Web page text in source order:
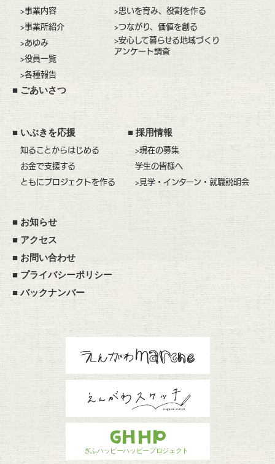
>事業内容
>事業所紹介
>あゆみ
>役員一覧
>各種報告
■ごあいさつ
>思いを育み、役割を作る
>つながり、価値を創る
>安心して暮らせる地域づくり
アンケート調査
■いぶきを応援
知ることからはじめる
お金で支援する
ともにプロジェクトを作る
■採用情報
>現在の募集
学生の皆様へ
>見学・インターン・就職説明会
■ お知らせ
■ アクセス
■ お問い合わせ
■プライバシーポリシー
■バックナンバー